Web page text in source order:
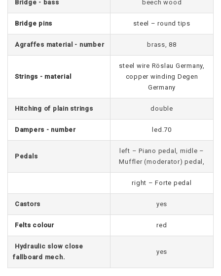
Bridge - bass beech wood
Bridge pins steel – round tips
Agraffes material - number brass, 88
Strings - material
steel wire Röslau Germany,
copper winding Degen
Germany
Hitching of plain strings double
Dampers - number led.70
Pedals
left – Piano pedal, midle –
Muffler (moderator) pedal,
right – Forte pedal
Castors yes
Felts colour red
Hydraulic slow close
fallboard mech.
yes